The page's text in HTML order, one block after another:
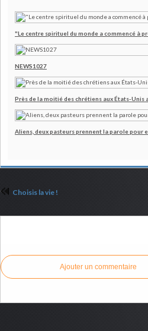
"Le centre spirituel du monde a commencé à
NEWS1027
Près de la moitié des chrétiens aux États-
Aliens, deux pasteurs prennent la parole pour
Choisis la vie !
Ajouter un commentaire